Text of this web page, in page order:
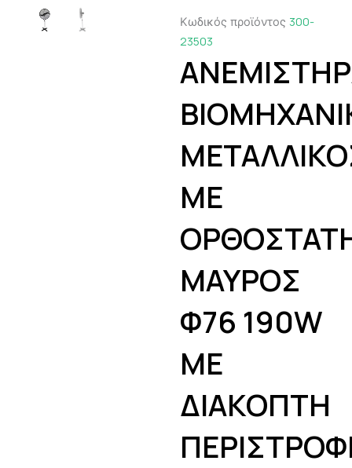
Κωδικός προϊόντος 300-
23503
ΜΕ
ΜΑΥΡΟΣ
Φ76 190W
ΜΕ
ΔΙΑΚΟΠΤΗ